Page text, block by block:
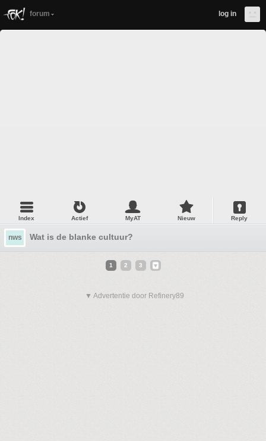
forum log in
Index Actief MyAT Nieuw Reply
nws Wat is de blanke cultuur?
1 2 3
▼ Advertentie door Refinery89